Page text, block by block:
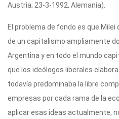
Austria; 23-3-1992, Alemania).
El problema de fondo es que
de un capitalismo ampliamente
Argentina y en todo el mundo
que los ideólogos liberales
todavía predominaba la libre
empresas por cada rama de la
aplicar esas ideas actualmente,